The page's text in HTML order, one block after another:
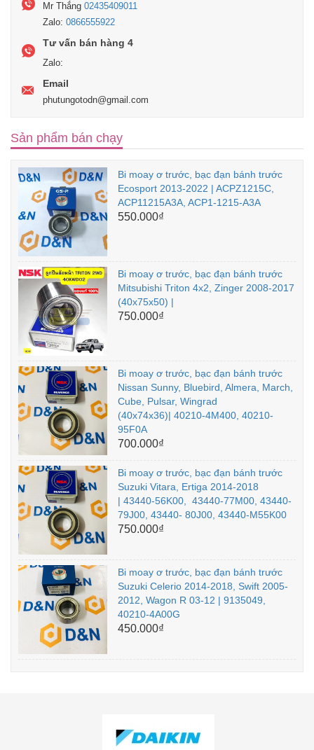
Mr Thắng 02435409011
Zalo: 0866555922
Tư vấn bán hàng 4
Zalo:
Email
phutungotodn@gmail.com
Sản phẩm bán chạy
Bi moay ơ trước, bạc đạn bánh trước
Ecosport 2013-2022 | ACPZ1215C,
ACP11215A3A, ACP1-1215-A3A
550.000₫
Bi moay ơ trước, bạc đạn bánh trước
Mitsubishi Triton 4x2, Zinger 2008-2017
(40x75x50) |
750.000₫
Bi moay ơ trước, bạc đạn bánh trước
Nissan Sunny, Bluebird, Almera, March,
Cube, Pulsar, Wingrad
(40x74x36)| 40210-4M400, 40210-
95F0A
700.000₫
Bi moay ơ trước, bạc đạn bánh trước
Suzuki Vitara, Ertiga 2014-2018
| 43440-56K00, 43440-77M00, 43440-
79J00, 43440- 80J00, 43440-M55K00
750.000₫
Bi moay ơ trước, bạc đạn bánh trước
Suzuki Celerio 2014-2018, Swift 2005-
2012, Wagon R 03-12 | 9135049,
40210-4A00G
450.000₫